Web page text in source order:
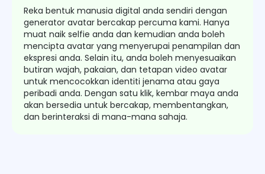
Reka bentuk manusia digital anda sendiri dengan
generator avatar bercakap percuma kami. Hanya
muat naik selfie anda dan kemudian anda boleh
mencipta avatar yang menyerupai penampilan dan
ekspresi anda. Selain itu, anda boleh menyesuaikan
butiran wajah, pakaian, dan tetapan video avatar
untuk mencocokkan identiti jenama atau gaya
peribadi anda. Dengan satu klik, kembar maya anda
akan bersedia untuk bercakap, membentangkan,
dan berinteraksi di mana-mana sahaja.